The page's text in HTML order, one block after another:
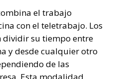
el trabajo
con el teletrabajo. Los
dividir su tiempo entre
y desde cualquier otro
de las